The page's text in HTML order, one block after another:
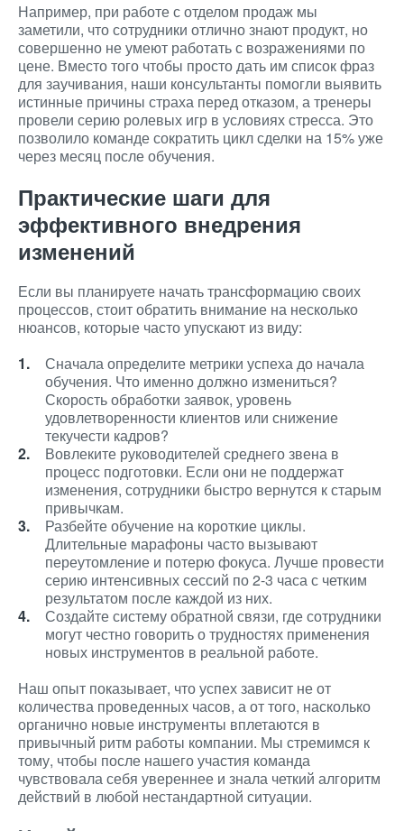
Например, при работе с отделом продаж мы
заметили, что сотрудники отлично знают продукт, но
совершенно не умеют работать с возражениями по
цене. Вместо того чтобы просто дать им список фраз
для заучивания, наши консультанты помогли выявить
истинные причины страха перед отказом, а тренеры
провели серию ролевых игр в условиях стресса. Это
позволило команде сократить цикл сделки на 15% уже
через месяц после обучения.
Практические шаги для
эффективного внедрения
изменений
Если вы планируете начать трансформацию своих
процессов, стоит обратить внимание на несколько
нюансов, которые часто упускают из виду:
Сначала определите метрики успеха до начала
обучения. Что именно должно измениться?
Скорость обработки заявок, уровень
удовлетворенности клиентов или снижение
текучести кадров?
Вовлеките руководителей среднего звена в
процесс подготовки. Если они не поддержат
изменения, сотрудники быстро вернутся к старым
привычкам.
Разбейте обучение на короткие циклы.
Длительные марафоны часто вызывают
переутомление и потерю фокуса. Лучше провести
серию интенсивных сессий по 2-3 часа с четким
результатом после каждой из них.
Создайте систему обратной связи, где сотрудники
могут честно говорить о трудностях применения
новых инструментов в реальной работе.
Наш опыт показывает, что успех зависит не от
количества проведенных часов, а от того, насколько
органично новые инструменты вплетаются в
привычный ритм работы компании. Мы стремимся к
тому, чтобы после нашего участия команда
чувствовала себя увереннее и знала четкий алгоритм
действий в любой нестандартной ситуации.